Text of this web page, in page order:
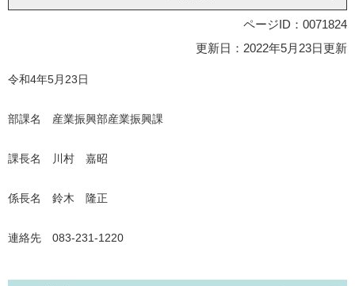
ページID：0071824
更新日：2022年5月23日更新
令和4年5月23日
部課名 産業振興部産業振興課
課長名 川村 嘉昭
係長名 鈴木 隆正
連絡先 083-231-1220